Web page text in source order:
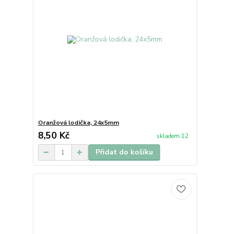
Oranžová lodička, 24x5mm
8,50 Kč skladem 12
Přidat do košíku